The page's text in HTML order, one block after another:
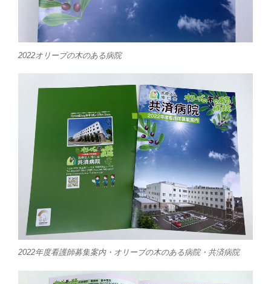
2022オリーブの木のある病院
2022年度看護師募集案内・オリーブの木のある病院・共済病院